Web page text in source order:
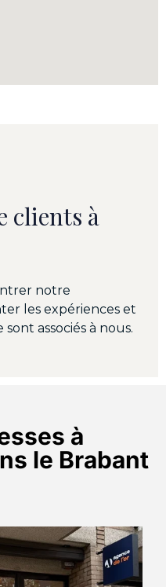
clients à
notre
les expériences et
associés à nous.
à
le Brabant